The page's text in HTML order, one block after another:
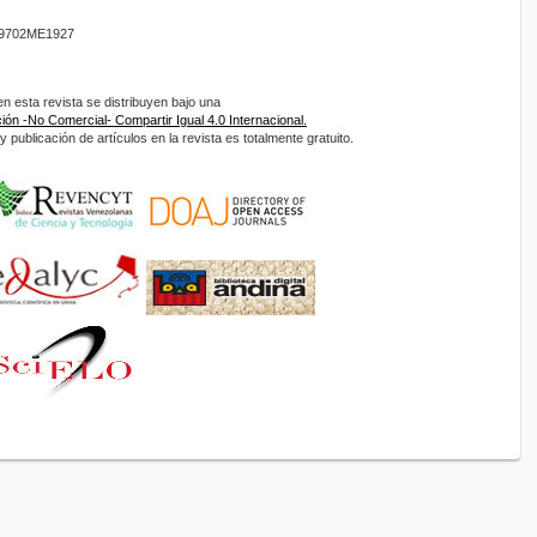
esta revista se distribuyen bajo una
-No Comercial- Compartir Igual 4.0 Internacional.
publicación de artículos en la revista es totalmente gratuito.